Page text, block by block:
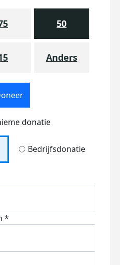
50
Anders
donatie
Bedrijfsdonatie
*